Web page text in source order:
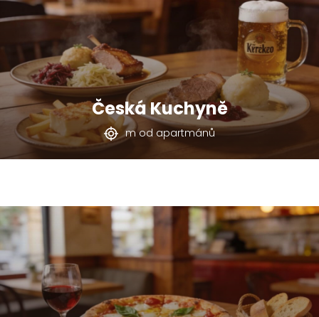
Česká Kuchyně
m od apartmánů